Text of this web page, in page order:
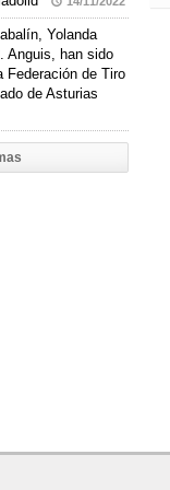
Yolanda
Anguis, han sido
Federación de Tiro
de Asturias